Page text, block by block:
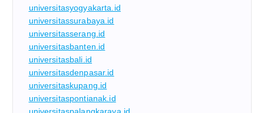
universitasyogyakarta.id
universitassurabaya.id
universitasserang.id
universitasbanten.id
universitasbali.id
universitasdenpasar.id
universitaskupang.id
universitaspontianak.id
universitaspalangkaraya.id